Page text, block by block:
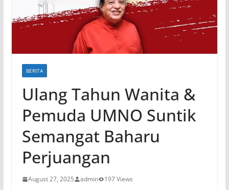
BERITA
Ulang Tahun Wanita &
Pemuda UMNO Suntik
Semangat Baharu
Perjuangan
August 27, 2025 admin 197 Views